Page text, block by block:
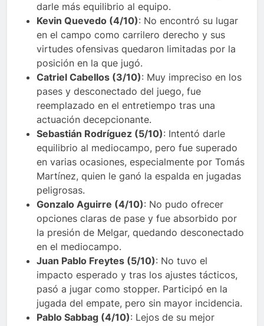
darle más equilibrio al equipo.
Kevin Quevedo (4/10): No encontró su lugar
en el campo como carrilero derecho y sus
virtudes ofensivas quedaron limitadas por la
posición en la que jugó.
Catriel Cabellos (3/10): Muy impreciso en los
pases y desconectado del juego, fue
reemplazado en el entretiempo tras una
actuación decepcionante.
Sebastián Rodríguez (5/10): Intentó darle
equilibrio al mediocampo, pero fue superado
en varias ocasiones, especialmente por Tomás
Martínez, quien le ganó la espalda en jugadas
peligrosas.
Gonzalo Aguirre (4/10): No pudo ofrecer
opciones claras de pase y fue absorbido por
la presión de Melgar, quedando desconectado
en el mediocampo.
Juan Pablo Freytes (5/10): No tuvo el
impacto esperado y tras los ajustes tácticos,
pasó a jugar como stopper. Participó en la
jugada del empate, pero sin mayor incidencia.
Pablo Sabbag (4/10): Lejos de su mejor